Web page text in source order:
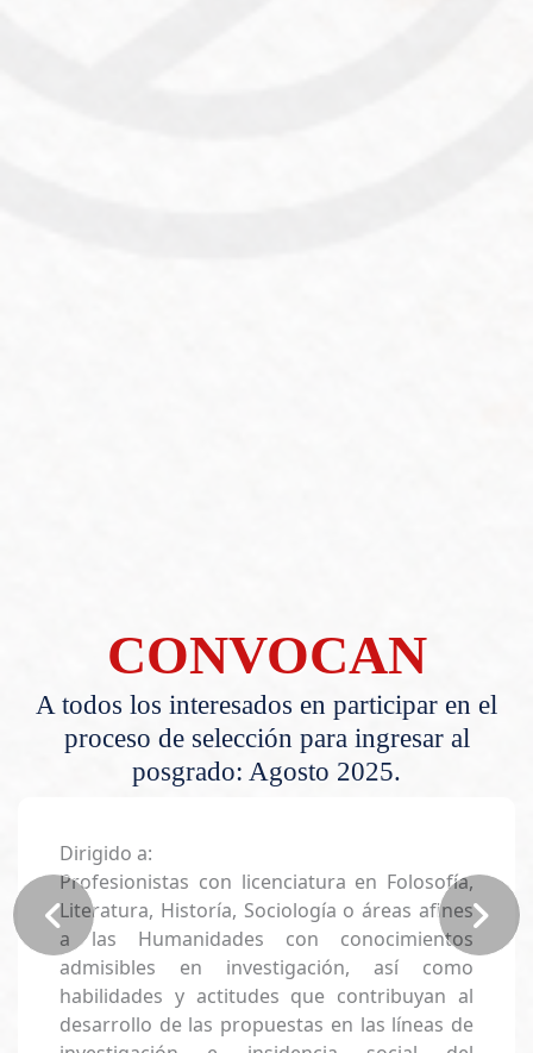
CONVOCAN
A todos los interesados en participar en el
proceso de selección para ingresar al
posgrado: Agosto 2025.
Dirigido a:
Profesionistas con licenciatura en Folosofía,
Literatura, Historía, Sociología o áreas afines
a las Humanidades con conocimientos
admisibles en investigación, así como
habilidades y actitudes que contribuyan al
desarrollo de las propuestas en las líneas de